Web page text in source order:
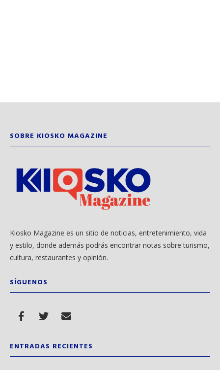
SOBRE KIOSKO MAGAZINE
Kiosko Magazine es un sitio de noticias, entretenimiento, vida
y estilo, donde además podrás encontrar notas sobre turismo,
cultura, restaurantes y opinión.
SÍGUENOS
ENTRADAS RECIENTES